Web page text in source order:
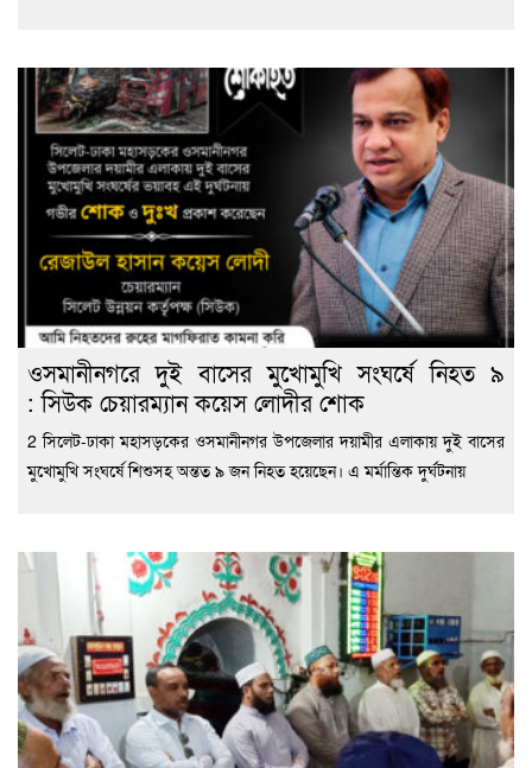
ওসমানীনগরে দুই বাসের মুখোমুখি সংঘর্ষে নিহত ৯
: সিউক চেয়ারম্যান কয়েস লোদীর শোক
2 সিলেট-ঢাকা মহাসড়কের ওসমানীনগর উপজেলার দয়ামীর এলাকায় দুই বাসের
মুখোমুখি সংঘর্ষে শিশুসহ অন্তত ৯ জন নিহত হয়েছেন। এ মর্মান্তিক দুর্ঘটনায়